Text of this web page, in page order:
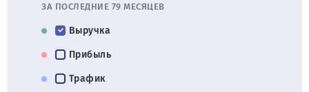
ЗА ПОСЛЕДНИЕ 79 МЕСЯЦЕВ
Выручка
Прибыль
Трафик